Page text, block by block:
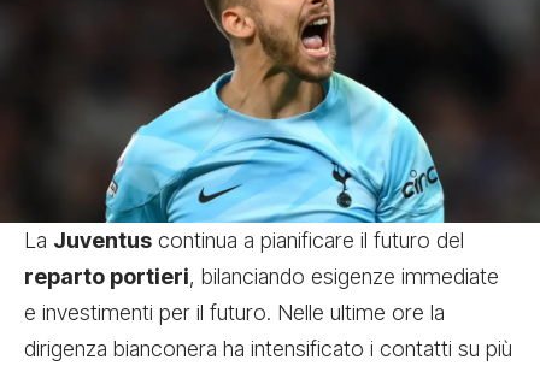
La Juventus continua a pianificare il futuro del
reparto portieri, bilanciando esigenze immediate
e investimenti per il futuro. Nelle ultime ore la
dirigenza bianconera ha intensificato i contatti su più